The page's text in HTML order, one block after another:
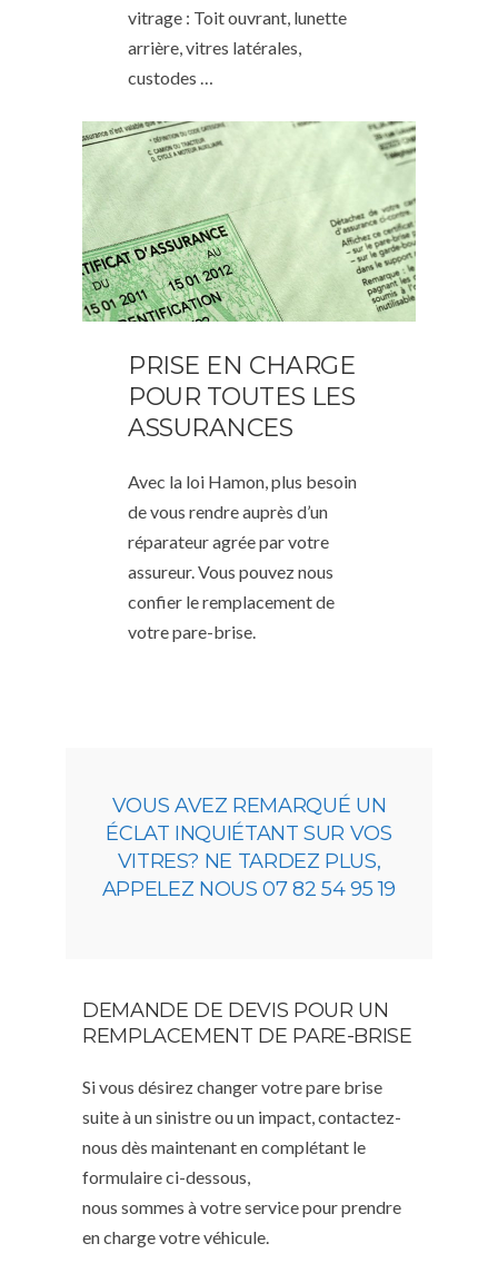
vitrage : Toit ouvrant, lunette
arrière, vitres latérales,
custodes …
PRISE EN CHARGE
POUR TOUTES LES
ASSURANCES
Avec la loi Hamon, plus besoin
de vous rendre auprès d’un
réparateur agrée par votre
assureur. Vous pouvez nous
confier le remplacement de
votre pare-brise.
VOUS AVEZ REMARQUÉ UN
ÉCLAT INQUIÉTANT SUR VOS
VITRES? NE TARDEZ PLUS,
APPELEZ NOUS 07 82 54 95 19
DEMANDE DE DEVIS POUR UN
REMPLACEMENT DE PARE-BRISE
Si vous désirez changer votre pare brise
suite à un sinistre ou un impact, contactez-
nous dès maintenant en complétant le
formulaire ci-dessous,
nous sommes à votre service pour prendre
en charge votre véhicule.